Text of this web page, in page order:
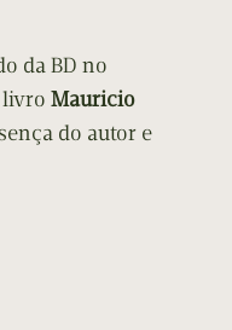
da BD no
livro Mauricio
do autor e